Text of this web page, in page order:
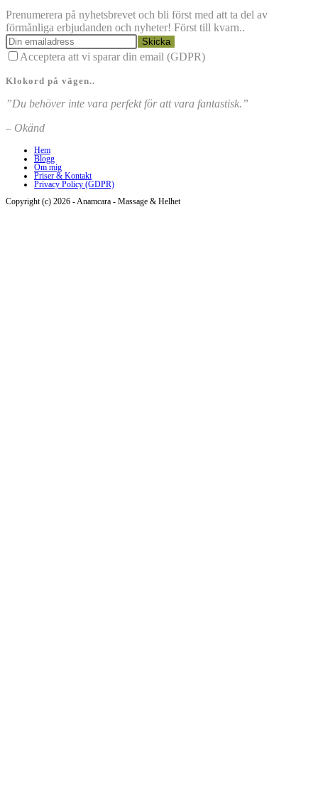
Prenumerera på nyhetsbrevet och bli först med att ta del av
förmånliga erbjudanden och nyheter! Först till kvarn..
Skicka
Acceptera att vi sparar din email (GDPR)
Klokord på vägen..
”Du behöver inte vara perfekt för att vara fantastisk.”
– Okänd
Hem
Blogg
Om mig
Priser & Kontakt
Privacy Policy (GDPR)
Copyright (c) 2026 - Anamcara - Massage & Helhet